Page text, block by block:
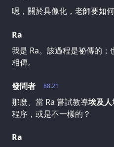
嗯，關於具像化，老師要如
Ra
我是 Ra。該過程是祕傳的
相傳。
88.21
發問者
那麼、當 Ra 嘗試教導埃及人
程序，或是不一樣的？
Ra